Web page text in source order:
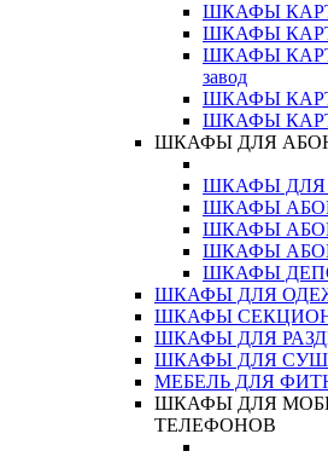
ШКАФЫ
ШКАФЫ
ШКАФЫ
завод
ШКАФЫ
ШКАФЫ
ШКАФЫ ДЛЯ
ШКАФЫ ДЛЯ
ШКАФЫ
ШКАФЫ
ШКАФЫ
ШКАФЫ
ШКАФЫ ДЛЯ
ШКАФЫ
ШКАФЫ ДЛЯ
ШКАФЫ ДЛЯ
МЕБЕЛЬ ДЛЯ
ШКАФЫ ДЛЯ
ТЕЛЕФОНОВ